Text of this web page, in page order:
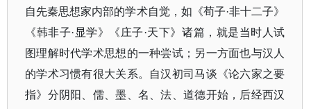
自先秦思想家内部的学术自觉，如《荀子·非十二子》
《韩非子·显学》《庄子·天下》诸篇，就是当时人试
图理解时代学术思想的一种尝试；另一方面也与汉人
的学术习惯有很大关系。自汉初司马谈《论六家之要
指》分阴阳、儒、墨、名、法、道德开始，后经西汉